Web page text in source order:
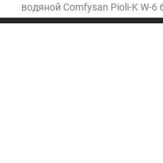
водяной Comfysan Pioli-K W-6